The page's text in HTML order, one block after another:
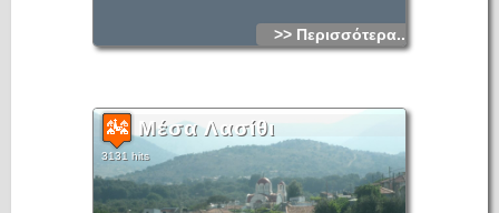
>> Περισσότερα...
Μέσα Λασίθι
3131 hits